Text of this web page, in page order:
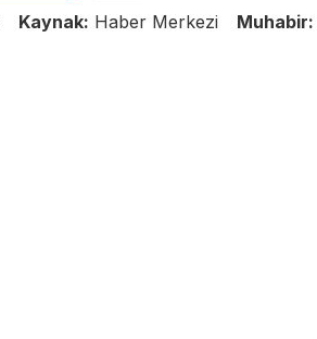
Kaynak: Haber Merkezi Muhabir: